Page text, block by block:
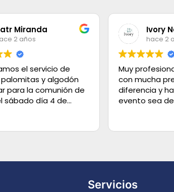
Ivory Nails
Muy profesionales, resolutivos y
con mucha presencia. Marcan la
diferencia y hacen que tu
evento sea de lo mejor.
Servicios